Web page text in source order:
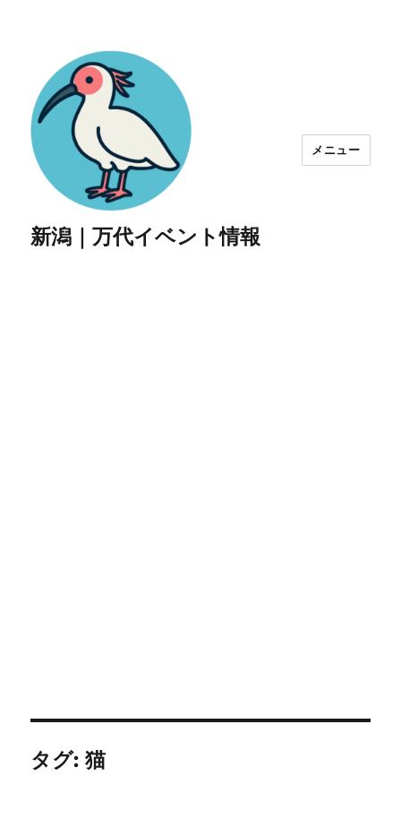
新潟｜万代イベント情報
メニュー
タグ:猫